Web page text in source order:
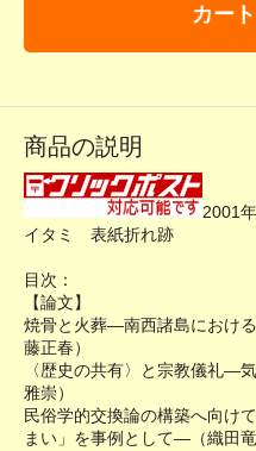
カー
商品の説明
2001
イタミ 表紙折れ跡
目次：
【論文】
焼骨と火葬―南西諸島におけ
藤正春）
〈歴史の共有〉と宗教儀礼―
雅崇）
民俗学的交換論の構築へ向け
まい」を事例として―（織田竜